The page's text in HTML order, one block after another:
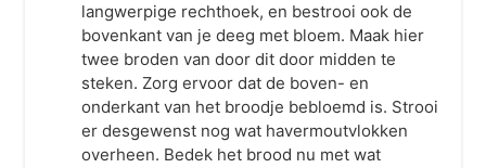
langwerpige rechthoek, en bestrooi ook de
bovenkant van je deeg met bloem. Maak hier
twee broden van door dit door midden te
steken. Zorg ervoor dat de boven- en
onderkant van het broodje bebloemd is. Strooi
er desgewenst nog wat havermoutvlokken
overheen. Bedek het brood nu met wat